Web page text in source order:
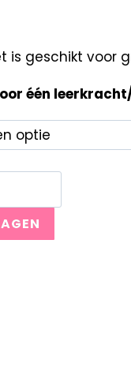
is geschikt voor
één